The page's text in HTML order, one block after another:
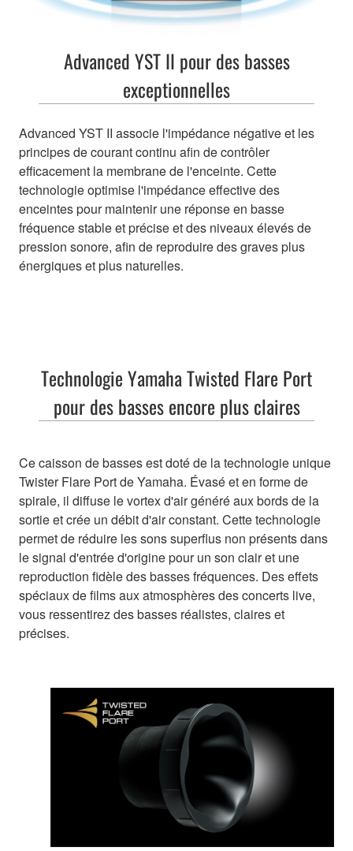
Advanced YST II pour des basses
exceptionnelles
Advanced YST II associe l'impédance négative et les
principes de courant continu afin de contrôler
efficacement la membrane de l'enceinte. Cette
technologie optimise l'impédance effective des
enceintes pour maintenir une réponse en basse
fréquence stable et précise et des niveaux élevés de
pression sonore, afin de reproduire des graves plus
énergiques et plus naturelles.
Technologie Yamaha Twisted Flare Port
pour des basses encore plus claires
Ce caisson de basses est doté de la technologie unique
Twister Flare Port de Yamaha. Évasé et en forme de
spirale, il diffuse le vortex d'air généré aux bords de la
sortie et crée un débit d'air constant. Cette technologie
permet de réduire les sons superflus non présents dans
le signal d'entrée d'origine pour un son clair et une
reproduction fidèle des basses fréquences. Des effets
spéciaux de films aux atmosphères des concerts live,
vous ressentirez des basses réalistes, claires et
précises.